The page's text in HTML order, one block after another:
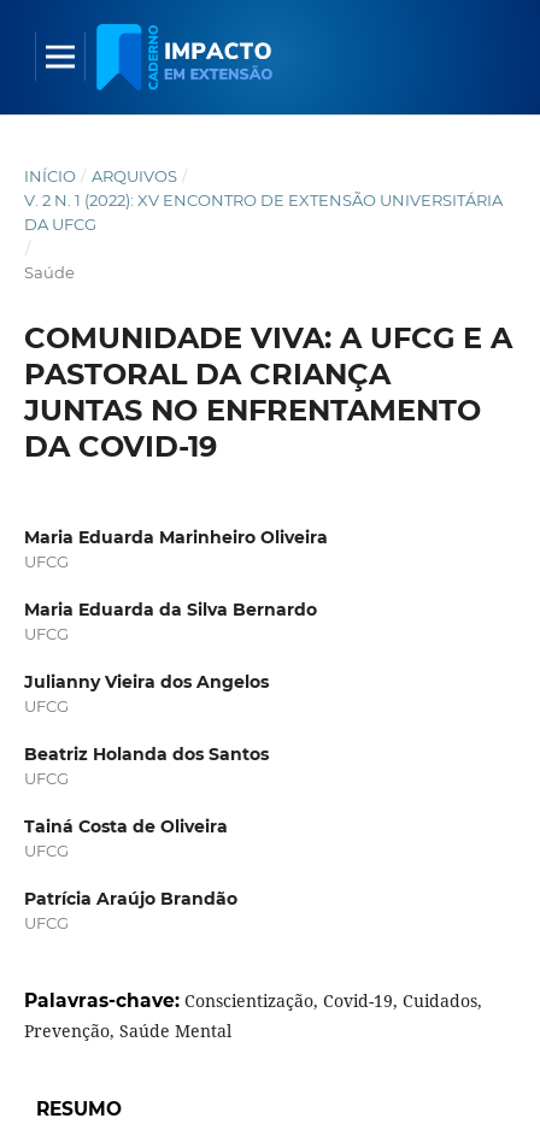
INÍCIO / ARQUIVOS /
V. 2 N. 1 (2022): XV ENCONTRO DE EXTENSÃO UNIVERSITÁRIA
DA UFCG
/
Saúde
COMUNIDADE VIVA: A UFCG E A
PASTORAL DA CRIANÇA
JUNTAS NO ENFRENTAMENTO
DA COVID-19
Maria Eduarda Marinheiro Oliveira
UFCG
Maria Eduarda da Silva Bernardo
UFCG
Julianny Vieira dos Angelos
UFCG
Beatriz Holanda dos Santos
UFCG
Tainá Costa de Oliveira
UFCG
Patrícia Araújo Brandão
UFCG
Palavras-chave: Conscientização, Covid-19, Cuidados,
Prevenção, Saúde Mental
RESUMO